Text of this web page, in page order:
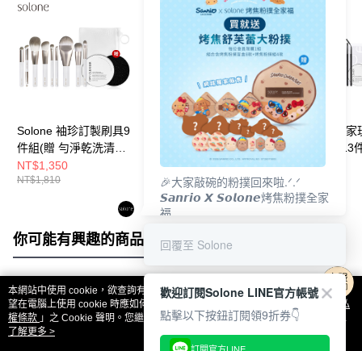
Solone 袖珍訂製刷具9
件組(贈 勻淨乾洗清潔
盒+訂製夾鏈收納袋)
NT$1,350
NT$1,810
Solone 勻淨乾洗清潔
NT$99
NT$120
Solone 大藝術家
刷具職人完妝13
(贈 專屬速乾洗刷
50ml+勻淨乾洗
+訂製夾鏈收納袋)
NT$2,950
NT$3,920
你可能有興趣的商品 全站排行
熱門標籤
本網站中使用 cookie，欲查詢有關本網站使用 cookie 方式之詳情，及若您不希
望在電腦上使用 cookie 時應如何變更電腦的 cookie 設定，請參閱本網站「
隱私
權條款 」之 Cookie 聲明。您繼續使用本網站即表示您同意本公司得按本網站使
用條款之 Cookie 聲明使用 cookie。
了解更多 >
🎉大家敲碗的粉撲回來啦.ᐟ‪‪.ᐟ
𝙎𝙖𝙣𝙧𝙞𝙤 𝙓 𝙎𝙤𝙡𝙤𝙣𝙚烤焦粉撲全家
福
回覆至 Solone
歡迎訂閱Solone LINE官方帳號
點擊以下按鈕訂閱領9折券👇
訂閱官方LINE